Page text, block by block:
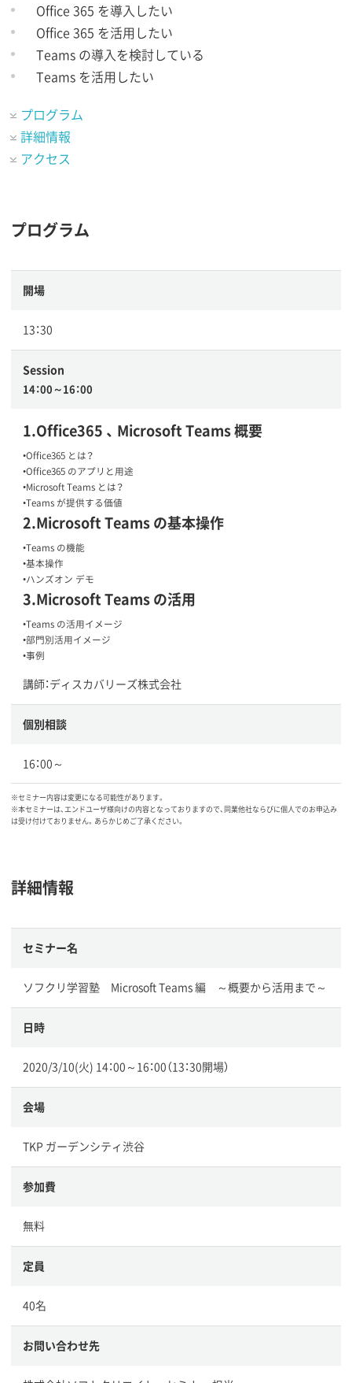
Office 365 を導入したい
Office 365 を活用したい
Teams の導入を検討している
Teams を活用したい
プログラム
詳細情報
アクセス
プログラム
開場
13：30
Session
14：00～16：00
1.Office365 、 Microsoft Teams 概要
•Office365 とは？
•Office365 のアプリと用途
•Microsoft Teams とは？
•Teams が提供する価値
2.Microsoft Teams の基本操作
•Teams の機能
•基本操作
•ハンズオン デモ
3.Microsoft Teams の活用
•Teams の活用イメージ
•部門別活用イメージ
•事例
講師：ディスカバリーズ株式会社
個別相談
16：00～
※セミナー内容は変更になる可能性があります。
※本セミナーは、エンドユーザ様向けの内容となっておりますので、同業他社ならびに個人でのお申込み
は受け付けておりません。あらかじめご了承ください。
詳細情報
セミナー名
ソフクリ学習塾 Microsoft Teams 編 ～概要から活用まで～
日時
2020/3/10(火) 14：00～16：00（13：30開場）
会場
TKP ガーデンシティ渋谷
参加費
無料
定員
40名
お問い合わせ先